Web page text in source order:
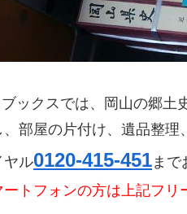
ックスでは、岡山の郷土
、部屋の片付け、遺品整
ヤル0120-415-451 まで
ートフォンの方は上記フ